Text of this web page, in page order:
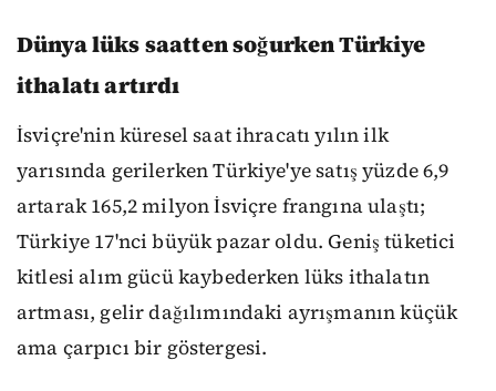
Dünya lüks saatten soğurken Türkiye
ithalatı artırdı
İsviçre'nin küresel saat ihracatı yılın ilk
yarısında gerilerken Türkiye'ye satış yüzde 6,9
artarak 165,2 milyon İsviçre frangına ulaştı;
Türkiye 17'nci büyük pazar oldu. Geniş tüketici
kitlesi alım gücü kaybederken lüks ithalatın
artması, gelir dağılımındaki ayrışmanın küçük
ama çarpıcı bir göstergesi.